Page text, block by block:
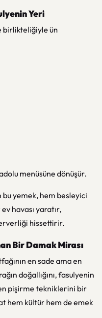
Yeri
birlikteliğiyle ün
menüsüne dönüşür.
bu yemek, hem besleyici
havası yaratır,
hissettirir.
Bir Damak Mirası
en sade ama en
doğallığını, fasulyenin
pişirme tekniklerini bir
hem kültür hem de emek